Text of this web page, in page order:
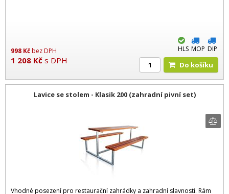
998 Kčbez DPH
1 208 Kč s DPH
HLS MOP DIP
Do košíku
Lavice se stolem - Klasik 200 (zahradní pivní set)
Vhodné posezení pro restaurační zahrádky a zahradní slavnosti. Rám